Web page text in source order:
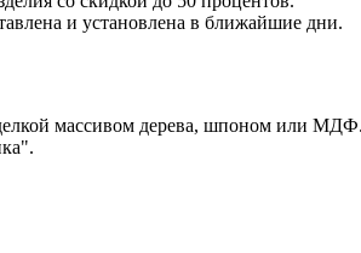
и установлена в ближайшие дни.
массивом дерева, шпоном или